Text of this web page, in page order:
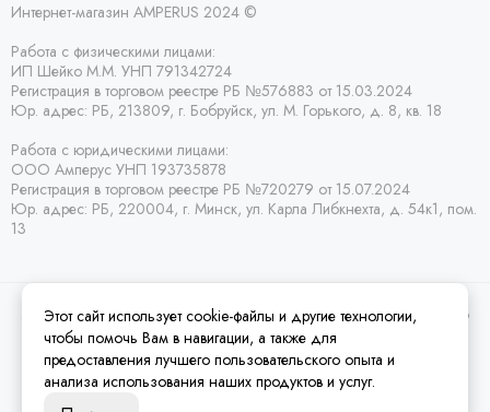
Интернет-магазин AMPERUS 2024 ©
Работа с физическими лицами:
ИП Шейко М.М. УНП 791342724
Регистрация в торговом реестре РБ №576883 от 15.03.2024
Юр. адрес: РБ, 213809, г. Бобруйск, ул. М. Горького, д. 8, кв. 18
Работа с юридическими лицами:
ООО Амперус УНП 193735878
Регистрация в торговом реестре РБ №720279 от 15.07.2024
Юр. адрес: РБ, 220004, г. Минск, ул. Карла Либкнехта, д. 54к1, пом.
13
2026 © Amperus Радиодетали Минск | купить в розницу, оптом и почтой по
Беларуси.Карта сайта
Этот сайт использует cookie-файлы и другие технологии,
чтобы помочь Вам в навигации, а также для
предоставления лучшего пользовательского опыта и
анализа использования наших продуктов и услуг.